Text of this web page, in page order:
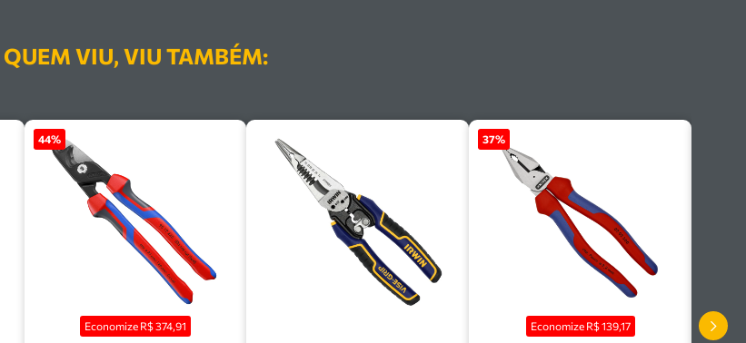
QUEM VIU, VIU TAMBÉM:
44%
Economize R$374,91
37%
Economize R$139,17